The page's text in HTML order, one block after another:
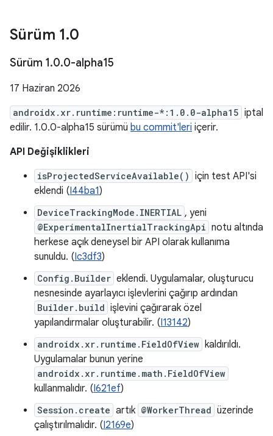
Sürüm 1.0
Sürüm 1.0.0-alpha15
17 Haziran 2026
androidx.xr.runtime:runtime-*:1.0.0-alpha15 iptal
edilir. 1.0.0-alpha15 sürümü bu commit'leri içerir.
API Değişiklikleri
isProjectedServiceAvailable() için test API'si
eklendi (I44ba1)
DeviceTrackingMode.INERTIAL , yeni
@ExperimentalInertialTrackingApi notu altında
herkese açık deneysel bir API olarak kullanıma
sunuldu. (Ic3df3)
Config.Builder eklendi. Uygulamalar, oluşturucu
nesnesinde ayarlayıcı işlevlerini çağırıp ardından
Builder.build işlevini çağırarak özel
yapılandırmalar oluşturabilir. (I13142)
androidx.xr.runtime.FieldOfView kaldırıldı.
Uygulamalar bunun yerine
androidx.xr.runtime.math.FieldOfView
kullanmalıdır. (I621ef)
Session.create artık @WorkerThread üzerinde
çalıştırılmalıdır. (I2169e)